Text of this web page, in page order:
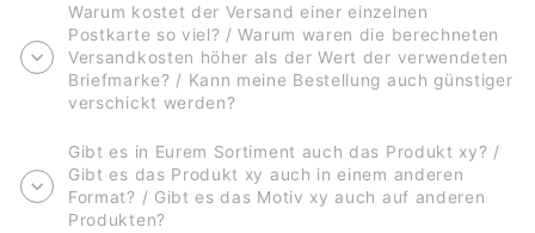
Warum kostet der Versand einer einzelnen
Postkarte so viel? / Warum waren die berechneten
Versandkosten höher als der Wert der verwendeten
Briefmarke? / Kann meine Bestellung auch günstiger
verschickt werden?
Gibt es in Eurem Sortiment auch das Produkt xy? /
Gibt es das Produkt xy auch in einem anderen
Format? / Gibt es das Motiv xy auch auf anderen
Produkten?